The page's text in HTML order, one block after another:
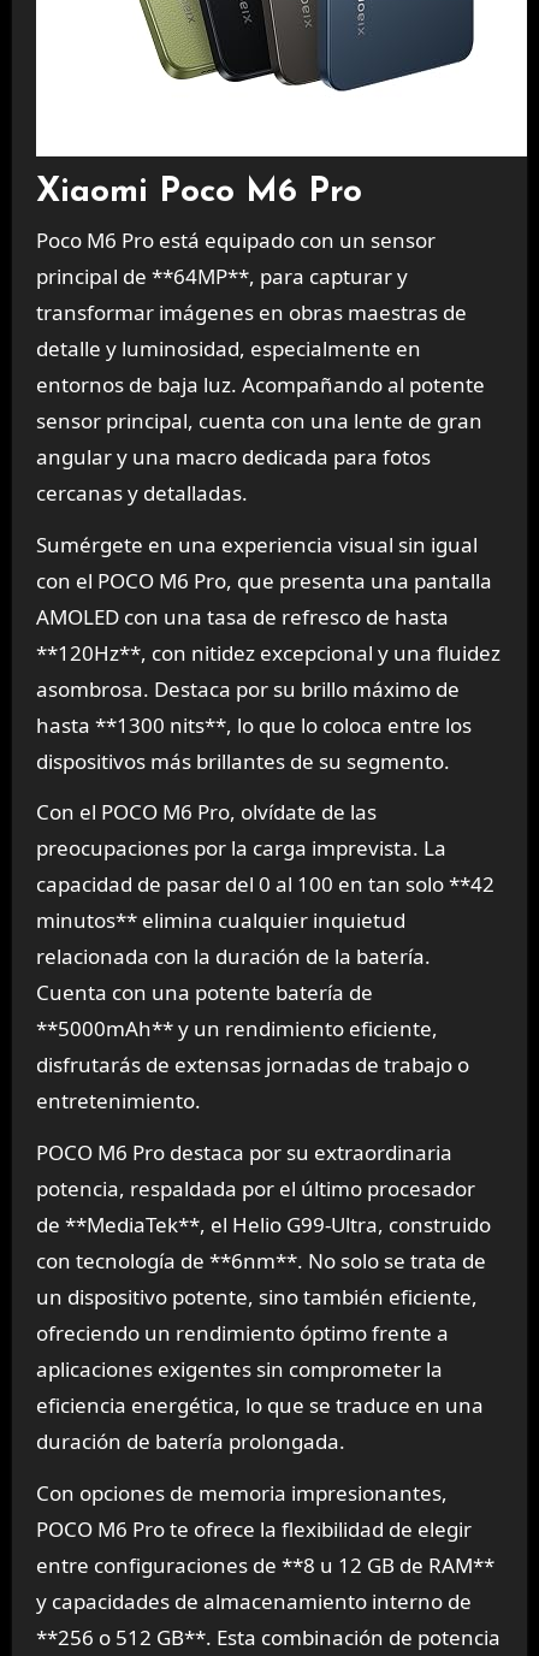
Xiaomi Poco M6 Pro
Poco M6 Pro está equipado con un sensor
principal de **64MP**, para capturar y
transformar imágenes en obras maestras de
detalle y luminosidad, especialmente en
entornos de baja luz. Acompañando al potente
sensor principal, cuenta con una lente de gran
angular y una macro dedicada para fotos
cercanas y detalladas.
Sumérgete en una experiencia visual sin igual
con el POCO M6 Pro, que presenta una pantalla
AMOLED con una tasa de refresco de hasta
**120Hz**, con nitidez excepcional y una fluidez
asombrosa. Destaca por su brillo máximo de
hasta **1300 nits**, lo que lo coloca entre los
dispositivos más brillantes de su segmento.
Con el POCO M6 Pro, olvídate de las
preocupaciones por la carga imprevista. La
capacidad de pasar del 0 al 100 en tan solo **42
minutos** elimina cualquier inquietud
relacionada con la duración de la batería.
Cuenta con una potente batería de
**5000mAh** y un rendimiento eficiente,
disfrutarás de extensas jornadas de trabajo o
entretenimiento.
POCO M6 Pro destaca por su extraordinaria
potencia, respaldada por el último procesador
de **MediaTek**, el Helio G99-Ultra, construido
con tecnología de **6nm**. No solo se trata de
un dispositivo potente, sino también eficiente,
ofreciendo un rendimiento óptimo frente a
aplicaciones exigentes sin comprometer la
eficiencia energética, lo que se traduce en una
duración de batería prolongada.
Con opciones de memoria impresionantes,
POCO M6 Pro te ofrece la flexibilidad de elegir
entre configuraciones de **8 u 12 GB de RAM**
y capacidades de almacenamiento interno de
**256 o 512 GB**. Esta combinación de potencia